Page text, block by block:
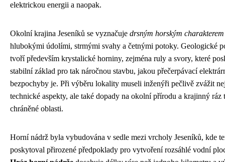
elektrickou energii a naopak.
Okolní krajina Jeseníků se vyznačuje drsným horským charakterem
hlubokými údolími, strmými svahy a četnými potoky. Geologické
tvoří především krystalické horniny, zejména ruly a svory, které
stabilní základ pro tak náročnou stavbu, jakou přečerpávací
bezpochyby je. Při výběru lokality museli inženýři pečlivě zvážit
technické aspekty, ale také dopady na okolní přírodu a krajinný ráz
chráněné oblasti.
Horní nádrž byla vybudována v sedle mezi vrcholy Jeseníků, kde
poskytoval přirozené předpoklady pro vytvoření rozsáhlé vodní